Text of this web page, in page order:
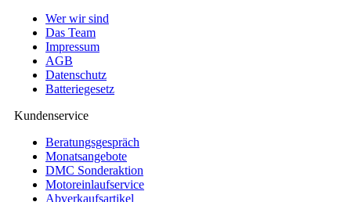
Wer wir sind
Das Team
Impressum
AGB
Datenschutz
Batteriegesetz
Kundenservice
Beratungsgespräch
Monatsangebote
DMC Sonderaktion
Motoreinlaufservice
Abverkaufsartikel